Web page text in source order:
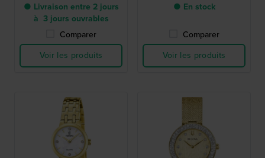
● Livraison entre 2 jours
à 3 jours ouvrables
Comparer
Voir les produits
● En stock
Comparer
Voir les produits